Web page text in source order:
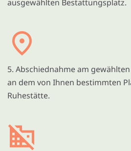
ausgewählten Bestattungsplatz.
5. Abschiednahme am
an dem von Ihnen bestimmten
Ruhestätte.